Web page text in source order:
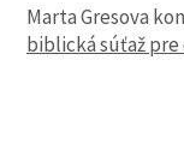
Marta Gresova
biblická súťaž